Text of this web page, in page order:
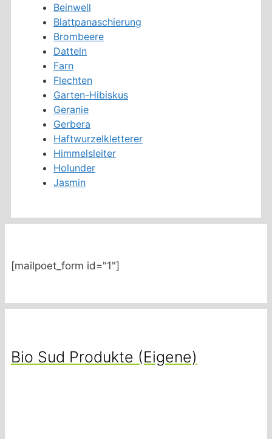
Beinwell
Blattpanaschierung
Brombeere
Datteln
Farn
Flechten
Garten-Hibiskus
Geranie
Gerbera
Haftwurzelkletterer
Himmelsleiter
Holunder
Jasmin
[mailpoet_form id="1"]
Bio Sud Produkte (Eigene)